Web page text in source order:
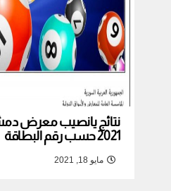
نتائج يانصيب معرض
2021 حسب رقم البطاقة
مايو 18, 2021